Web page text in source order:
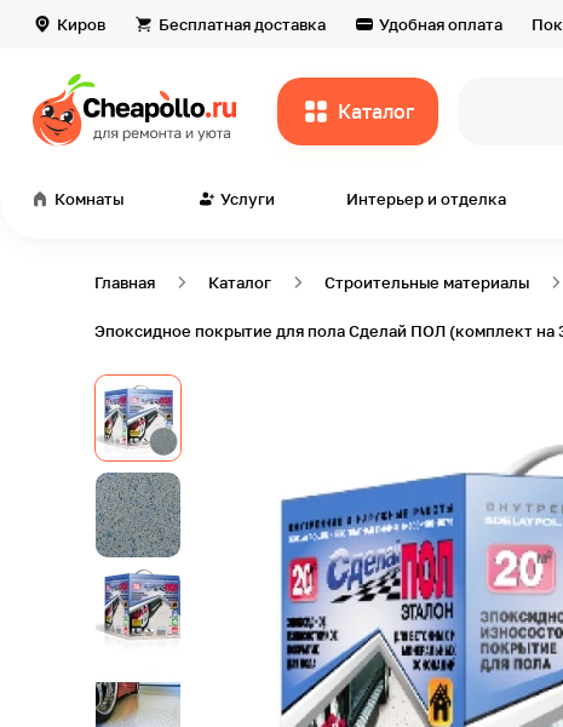
Киров Бесплатная доставка Удобная оплата
Каталог
Комнаты Услуги Интерьер и отделка
Главная Каталог Строительные материалы
Эпоксидное покрытие для пола Сделай ПОЛ (комплект на